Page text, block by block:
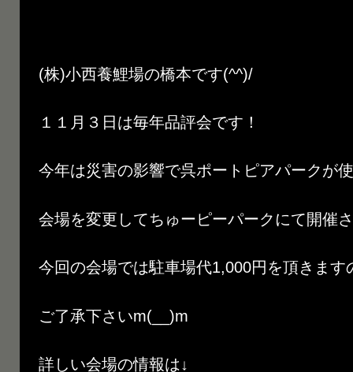
(株)小西養鯉場の橋本です(^^)/
１１月３日は毎年品評会です！
今年は災害の影響で呉ポートピアパークが
会場を変更してちゅーピーパークにて開催
今回の会場では駐車場代1,000円を頂きます
ご了承下さいm(__)m
詳しい会場の情報は↓